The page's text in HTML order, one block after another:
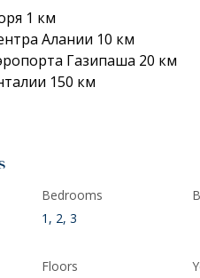
1 км
Алании 10 км
Газипаша 20 км
150 км
Bedrooms
1, 2, 3
Floors